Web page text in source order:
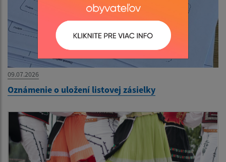
09.07.2026
Oznámenie o uložení listovej zásielky